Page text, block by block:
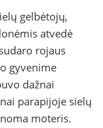
gelbėtojų,
atvedė
rojaus
gyvenime
dažnai
parapijoje sielų
moteris.